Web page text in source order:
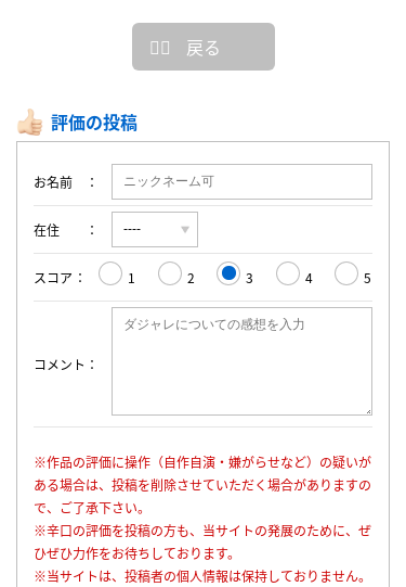
戻る
評価の投稿
お名前
在住
スコア 1 2 3 4 5
コメント
※作品の評価に操作（自作自演・嫌がらせなど）の疑いが
ある場合は、投稿を削除させていただく場合がありますの
で、ご了承下さい。
※辛口の評価を投稿の方も、当サイトの発展のために、ぜ
ひぜひ力作をお待ちしております。
※当サイトは、投稿者の個人情報は保持しておりません。